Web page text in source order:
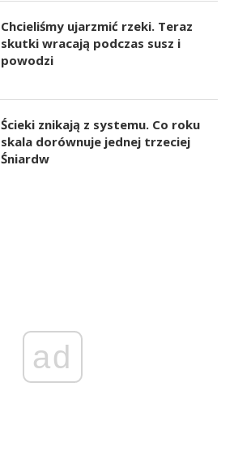
Chcieliśmy ujarzmić rzeki. Teraz
skutki wracają podczas susz i
powodzi
Ścieki znikają z systemu. Co roku
skala dorównuje jednej trzeciej
Śniardw
ad